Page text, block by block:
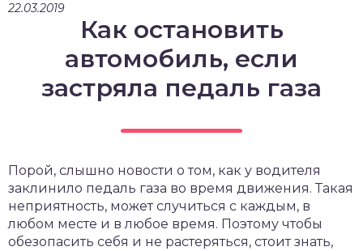
22.03.2019
Как остановить
автомобиль, если
застряла педаль газа
Порой, слышно новости о том, как у водителя
заклинило педаль газа во время движения. Такая
неприятность, может случиться с каждым, в
любом месте и в любое время. Поэтому чтобы
обезопасить себя и не растеряться, стоит знать,